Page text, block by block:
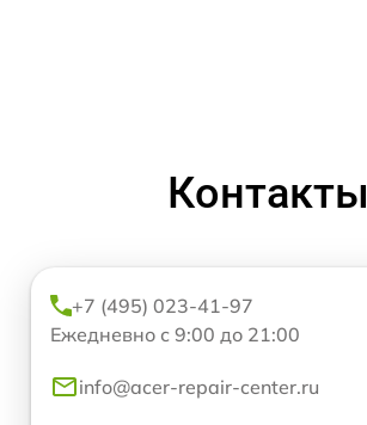
Контакты
+7 (495) 023-41-97
Ежедневно с 9:00 до 21:00
info@acer-repair-center.ru